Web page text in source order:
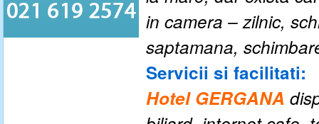
in camera – zilnic,
saptamana,
Servicii si facilitati:
Hotel GERGANA